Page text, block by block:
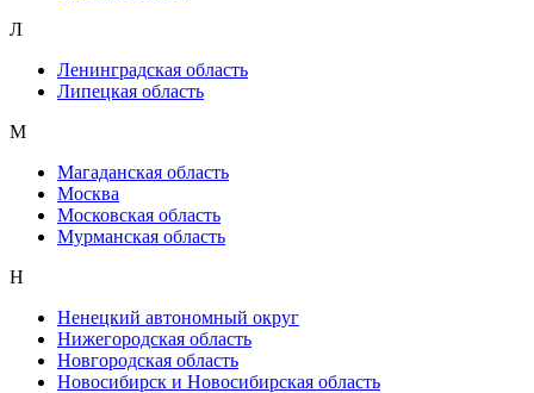
Л
Ленинградская область
Липецкая область
М
Магаданская область
Москва
Московская область
Мурманская область
Н
Ненецкий автономный округ
Нижегородская область
Новгородская область
Новосибирск и Новосибирская область